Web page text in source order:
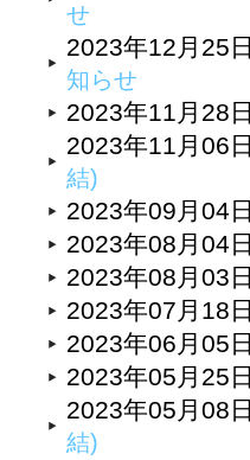
せ
2023年12月25日
知らせ
2023年11月28日
2023年11月06日
結)
2023年09月04日
2023年08月04日
2023年08月03日
2023年07月18日
2023年06月05日
2023年05月25日
2023年05月08日
結)